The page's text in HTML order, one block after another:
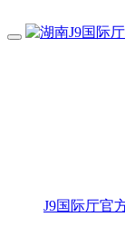
J9国际厅官